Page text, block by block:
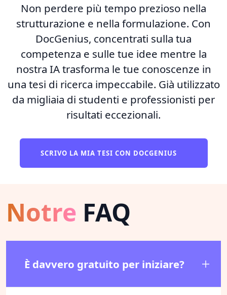
Non perdere più tempo prezioso nella
strutturazione e nella formulazione. Con
DocGenius, concentrati sulla tua
competenza e sulle tue idee mentre la
nostra IA trasforma le tue conoscenze in
una tesi di ricerca impeccabile. Già utilizzato
da migliaia di studenti e professionisti per
risultati eccezionali.
SCRIVO LA MIA TESI CON DOCGENIUS
Notre FAQ
È davvero gratuito per iniziare?